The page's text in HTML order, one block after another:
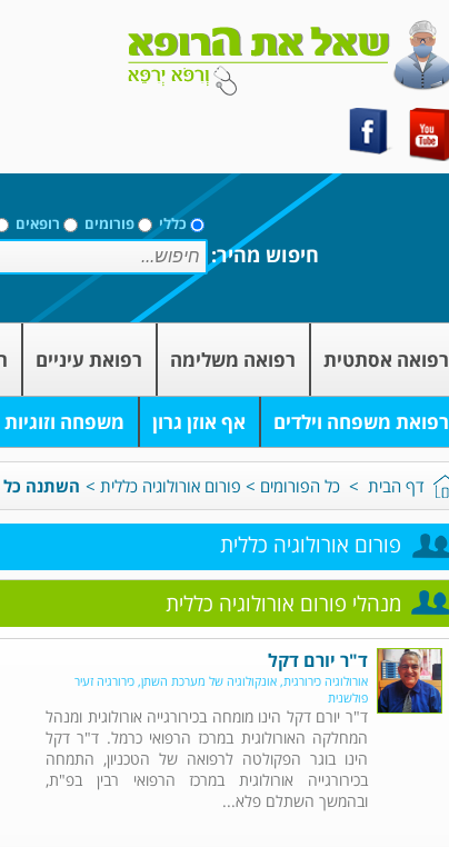
כללי פורומים רופאים
חיפוש מהיר:
רפואה אסתטית רפואה משלימה רפואת עיניים
רפואת משפחה וילדים אף אוזן גרון משפחה וזוגיות
דף הבית > כל הפורומים > פורום אורולוגיה כללית > השתנה כל
פורום אורולוגיה כללית
מנהלי פורום אורולוגיה כללית
ד"ר יורם דקל
אורולוגיה כירורגית, אונקולוגיה של מערכת השתן, כירורגיה זעיר
פולשנית
ד"ר יורם דקל הינו מומחה בכירורגייה אורולוגית ומנהל
המחלקה האורולוגית במרכז הרפואי כרמל. ד"ר דקל
הינו בוגר הפקולטה לרפואה של הטכניון, התמחה
בכירורגייה אורולוגית במרכז הרפואי רבין בפ"ת,
ובהמשך השתלם פלא...